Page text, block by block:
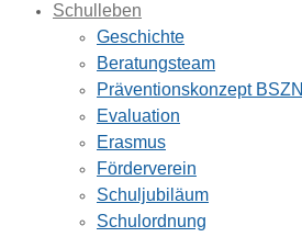
Schulleben
Geschichte
Beratungsteam
Präventionskonzept BSZN
Evaluation
Erasmus
Förderverein
Schuljubiläum
Schulordnung